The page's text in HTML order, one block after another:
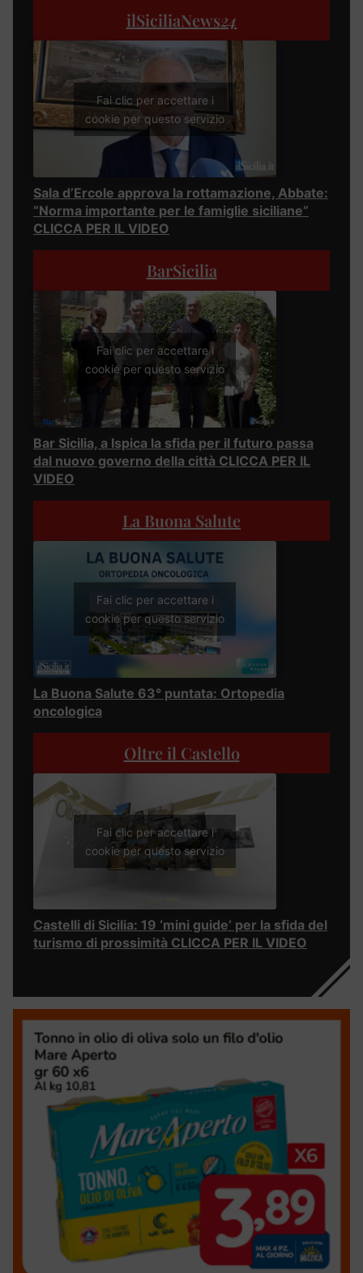
ilSiciliaNews24
Fai clic per accettare i
cookie per questo servizio
Sala d’Ercole approva la rottamazione, Abbate:
“Norma importante per le famiglie siciliane”
CLICCA PER IL VIDEO
BarSicilia
Fai clic per accettare i
cookie per questo servizio
Bar Sicilia, a Ispica la sfida per il futuro passa
dal nuovo governo della città CLICCA PER IL
VIDEO
La Buona Salute
Fai clic per accettare i
cookie per questo servizio
La Buona Salute 63° puntata: Ortopedia
oncologica
Oltre il Castello
Fai clic per accettare i
cookie per questo servizio
Castelli di Sicilia: 19 ‘mini guide’ per la sfida del
turismo di prossimità CLICCA PER IL VIDEO